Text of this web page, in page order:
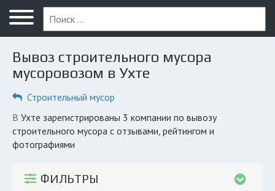
Меню
Главная
Вопрос юристу
Вывоз
Обеззараживание
Вывоз строительного мусора
мусоровозом в Ухте
Строительный мусор
в Ухте зарегистрированы 3 компании по вывозу
строительного мусора с отзывами, рейтингом и
фотографиями
ФИЛЬТРЫ